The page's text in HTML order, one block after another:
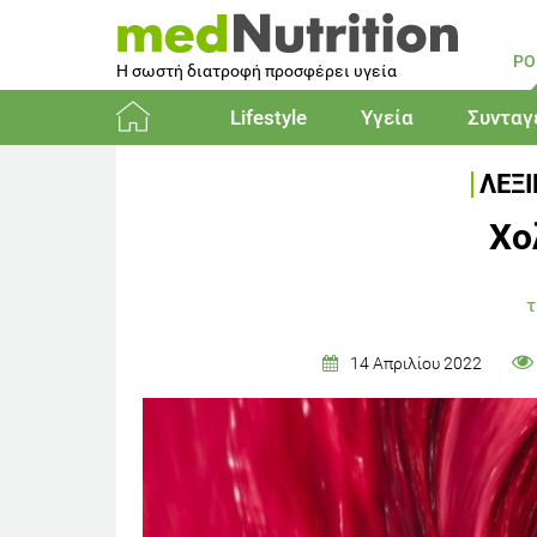
Η σωστή διατροφή προσφέρει υγεία
Lifestyle Υγεία
14 Απριλίου 2022